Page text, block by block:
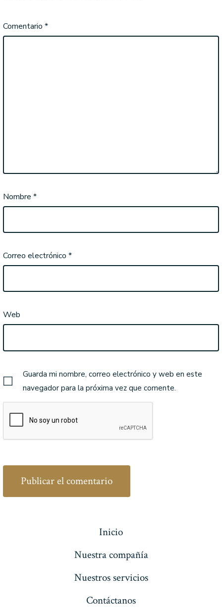
Comentario *
Nombre *
Correo electrónico *
Web
Guarda mi nombre, correo electrónico y web en este
navegador para la próxima vez que comente.
Inicio
Nuestra compañía
Nuestros servicios
Contáctanos